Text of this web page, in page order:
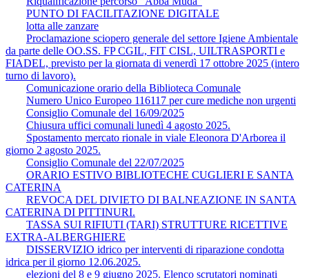
PUNTO DI FACILITAZIONE DIGITALE
lotta alle zanzare
Proclamazione sciopero generale del settore Igiene Ambientale
da parte delle OO.SS. FP CGIL, FIT CISL, UILTRASPORTI e
FIADEL, previsto per la giornata di venerdì 17 ottobre 2025 (intero
turno di lavoro).
Comunicazione orario della Biblioteca Comunale
Numero Unico Europeo 116117 per cure mediche non urgenti
Consiglio Comunale del 16/09/2025
Chiusura uffici comunali lunedì 4 agosto 2025.
Spostamento mercato rionale in viale Eleonora D'Arborea il
giorno 2 agosto 2025.
Consiglio Comunale del 22/07/2025
ORARIO ESTIVO BIBLIOTECHE CUGLIERI E SANTA
CATERINA
REVOCA DEL DIVIETO DI BALNEAZIONE IN SANTA
CATERINA DI PITTINURI.
TASSA SUI RIFIUTI (TARI) STRUTTURE RICETTIVE
EXTRA-ALBERGHIERE
DISSERVIZIO idrico per interventi di riparazione condotta
idrica per il giorno 12.06.2025.
elezioni del 8 e 9 giugno 2025. Elenco scrutatori nominati